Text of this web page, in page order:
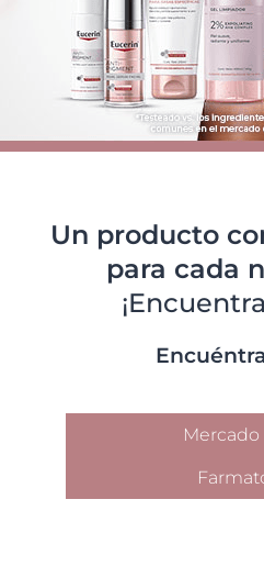
Un producto
para cada
Mercado